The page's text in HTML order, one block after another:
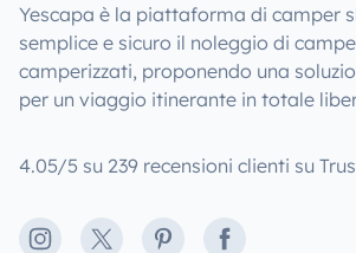
Yescapa è la piattaforma di camper
semplice e sicuro il noleggio di
camperizzati, proponendo una
per un viaggio itinerante in totale
4.05/5 su 239 recensioni clienti su
Instagram
X PinterestFacebook